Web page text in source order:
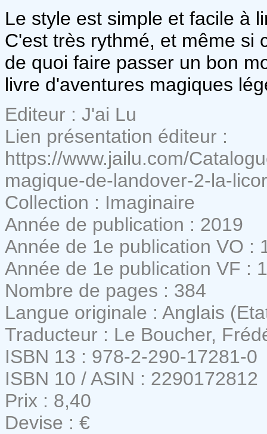
Le style est simple et facile à
C'est très rythmé, et même si
de quoi faire passer un bon
livre d'aventures magiques
Editeur : J'ai Lu
Lien présentation éditeur :
https://www.jailu.com/
magique-de-landover-2-la-
Collection : Imaginaire
Année de publication : 2019
Année de 1e publication VO :
Année de 1e publication VF :
Nombre de pages : 384
Langue originale : Anglais
Traducteur : Le Boucher,
ISBN 13 : 978-2-290-17281-0
ISBN 10 / ASIN : 2290172812
Prix : 8,40
Devise : €